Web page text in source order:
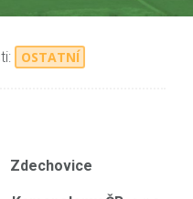
OSTATNÍ
Zdechovice